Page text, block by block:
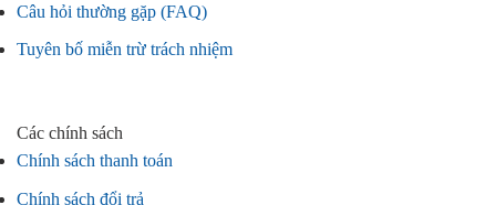
Câu hỏi thường gặp (FAQ)
Tuyên bố miễn trừ trách nhiệm
Các chính sách
Chính sách thanh toán
Chính sách đổi trả